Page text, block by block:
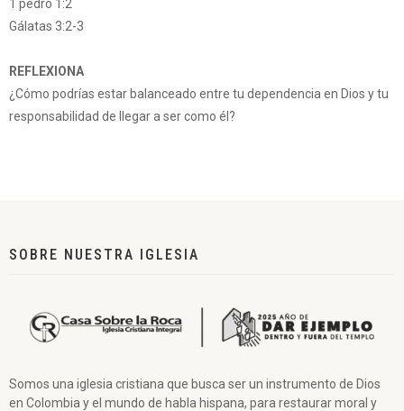
1 pedro 1:2
Gálatas 3:2-3
REFLEXIONA
¿Cómo podrías estar balanceado entre tu dependencia en Dios y tu
responsabilidad de llegar a ser como él?
SOBRE NUESTRA IGLESIA
Somos una iglesia cristiana que busca ser un instrumento de Dios
en Colombia y el mundo de habla hispana, para restaurar moral y